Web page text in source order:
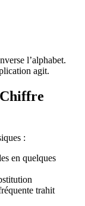
l’alphabet.
agit.
Chiffre
:
en quelques
trahit